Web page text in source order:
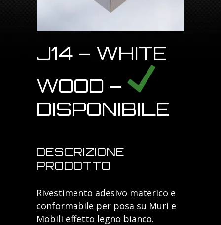
J14 – WHITE
WOOD –
DISPONIBILE
DESCRIZIONE
PRODOTTO
Rivestimento adesivo materico e
conformabile per posa su Muri e
Mobili effetto legno bianco.